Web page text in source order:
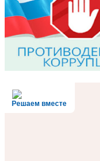
Решаем вместе